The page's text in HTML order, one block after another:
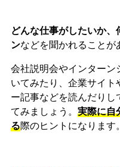
どんな仕事がしたいか
ンなどを聞かれることが
会社説明会やインターン
いてみたり、企業サイト
ー記事などを読んだり
てみましょう。 実際に自
る際のヒントになります。